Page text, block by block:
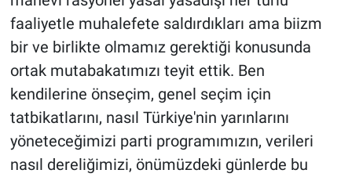
faaliyetle muhalefete saldırdıkları ama biizm
bir ve birlikte olmamız gerektiği konusunda
ortak mutabakatımızı teyit ettik. Ben
kendilerine önseçim, genel seçim için
tatbikatlarını, nasıl Türkiye'nin yarınlarını
yöneteceğimizi parti programımızın, verileri
nasıl dereliğimizi, önümüzdeki günlerde bu